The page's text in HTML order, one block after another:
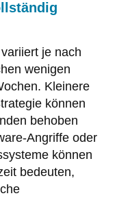
je nach
wenigen
Kleinere
können
behoben
Angriffe oder
können
bedeuten,